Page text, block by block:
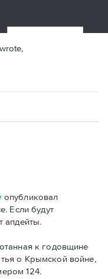
опубликовал
Если будут
апдейты.
к годовщине
о Крымской войне,
124.